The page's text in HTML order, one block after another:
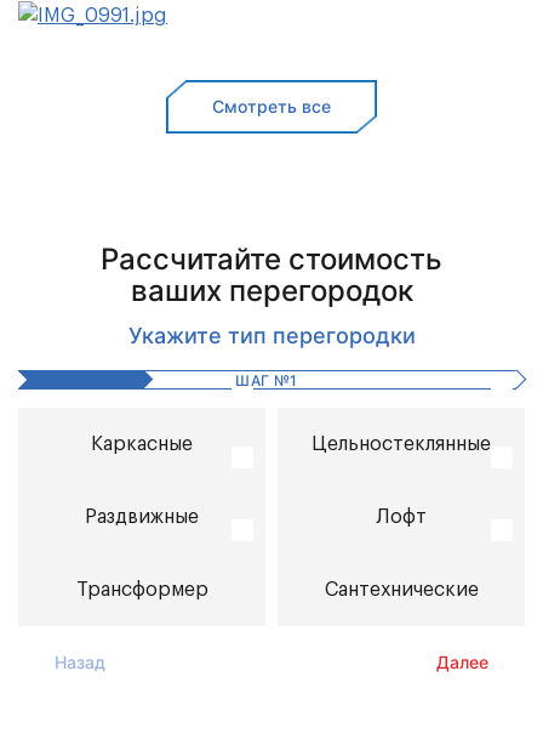
Смотреть все
Рассчитайте стоимость
ваших перегородок
Укажите тип перегородки
ШАГ №1
Каркасные Цельностеклянные
Раздвижные Лофт
Трансформер Сантехнические
Назад Далее